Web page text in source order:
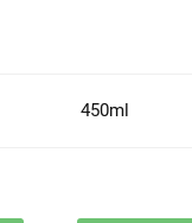
450ml